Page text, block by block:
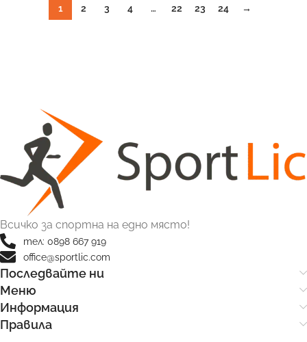
1 2 3 4 … 22 23 24 →
Всичко за спортна на едно място!
тел: 0898 667 919
office@sportlic.com
Последвайте ни
Меню
Информация
Правила